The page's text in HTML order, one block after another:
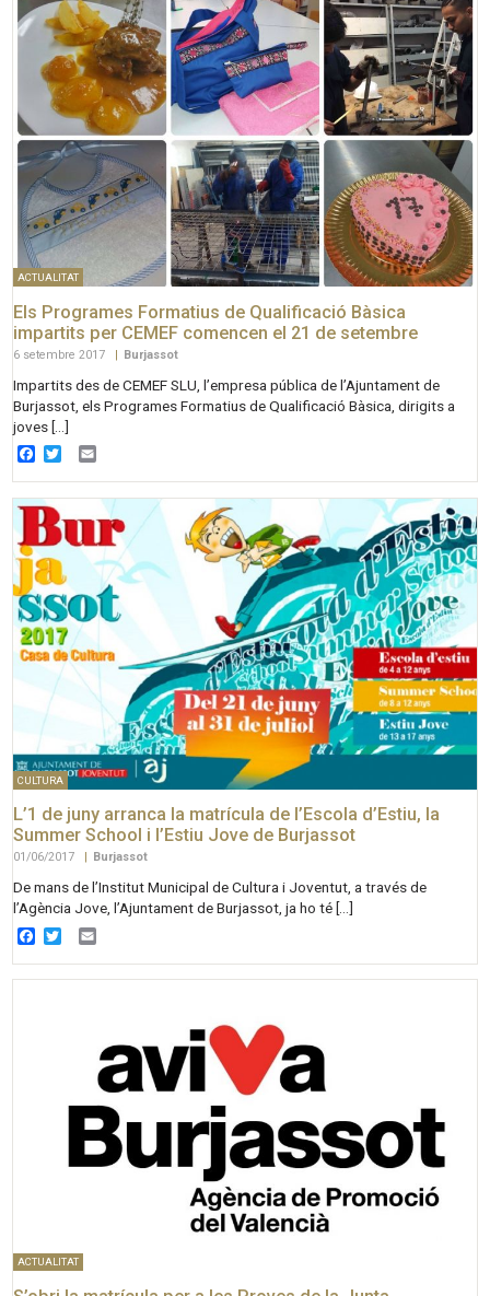
ACTUALITAT
Els Programes Formatius de Qualificació Bàsica
impartits per CEMEF comencen el 21 de setembre
6 setembre 2017 | Burjassot
Impartits des de CEMEF SLU, l’empresa pública de l’Ajuntament de
Burjassot, els Programes Formatius de Qualificació Bàsica, dirigits a
joves […]
Facebook
Twitter
CULTURA
L’1 de juny arranca la matrícula de l’Escola d’Estiu, la
Summer School i l’Estiu Jove de Burjassot
01/06/2017 Burjassot
De mans de l’Institut Municipal de Cultura i Joventut, a través de
l’Agència Jove, l’Ajuntament de Burjassot, ja ho té […]
Facebook
Twitter
ACTUALITAT